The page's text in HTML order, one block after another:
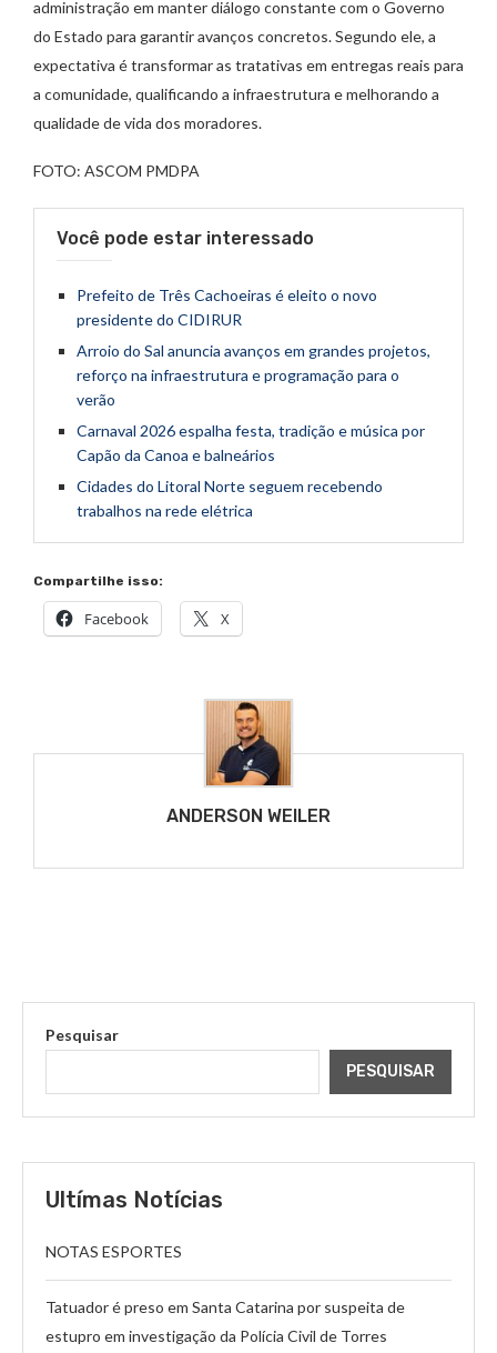
administração em manter diálogo constante com o Governo
do Estado para garantir avanços concretos. Segundo ele, a
expectativa é transformar as tratativas em entregas reais para
a comunidade, qualificando a infraestrutura e melhorando a
qualidade de vida dos moradores.
FOTO: ASCOM PMDPA
Você pode estar interessado
Prefeito de Três Cachoeiras é eleito o novo
presidente do CIDIRUR
Arroio do Sal anuncia avanços em grandes projetos,
reforço na infraestrutura e programação para o
verão
Carnaval 2026 espalha festa, tradição e música por
Capão da Canoa e balneários
Cidades do Litoral Norte seguem recebendo
trabalhos na rede elétrica
Compartilhe isso:
Facebook X
ANDERSON WEILER
Pesquisar
PESQUISAR
Ultímas Notícias
NOTAS ESPORTES
Tatuador é preso em Santa Catarina por suspeita de
estupro em investigação da Polícia Civil de Torres